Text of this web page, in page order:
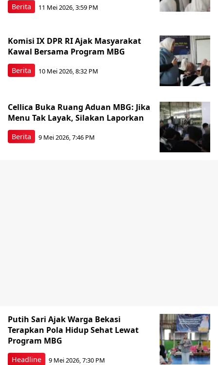
Berita 11 Mei 2026, 3:59 PM
Berita
Komisi IX DPR RI Ajak Masyarakat
Kawal Bersama Program MBG
10 Mei 2026, 8:32 PM
Berita
Cellica Buka Ruang Aduan MBG: Jika
Menu Tak Layak, Silakan Laporkan
9 Mei 2026, 7:46 PM
Headline
Putih Sari Ajak Warga Bekasi
Terapkan Pola Hidup Sehat Lewat
Program MBG
9 Mei 2026, 7:30 PM